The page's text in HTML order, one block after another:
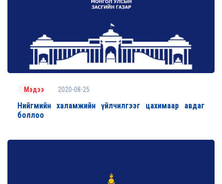
Мэдээ 2020-08-25
Нийгмийн халамжийн үйлчилгээг цахимаар авдаг
боллоо